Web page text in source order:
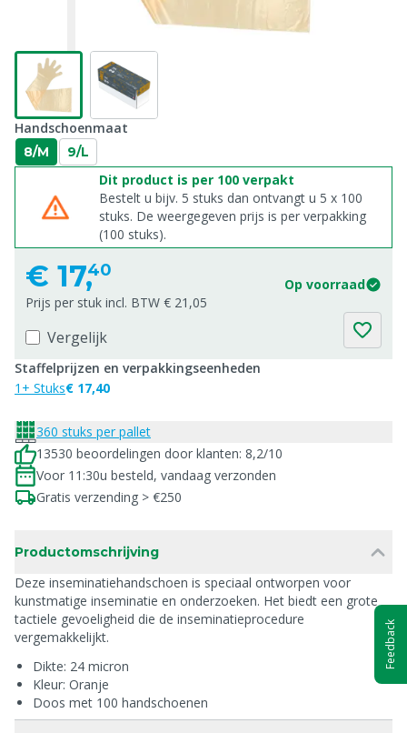
Handschoenmaat
8/M 9/L
Dit product is per 100 verpakt
Bestelt u bijv. 5 stuks dan ontvangt u 5 x 100
stuks. De weergegeven prijs is per verpakking
(100 stuks).
€ 17,40
Op voorraad
Prijs per stuk incl. BTW € 21,05
Vergelijk
Staffelprijzen en verpakkingseenheden
1+ Stuks€ 17,40
360 stuks per pallet
13530 beoordelingen door klanten: 8,2/10
Voor 11:30u besteld, vandaag verzonden
Gratis verzending > €250
Productomschrijving
Deze inseminatiehandschoen is speciaal ontworpen voor
kunstmatige inseminatie en onderzoeken. Het biedt een grote
tactiele gevoeligheid die de inseminatieprocedure
vergemakkelijkt.
Dikte: 24 micron
Kleur: Oranje
Doos met 100 handschoenen
Feedback